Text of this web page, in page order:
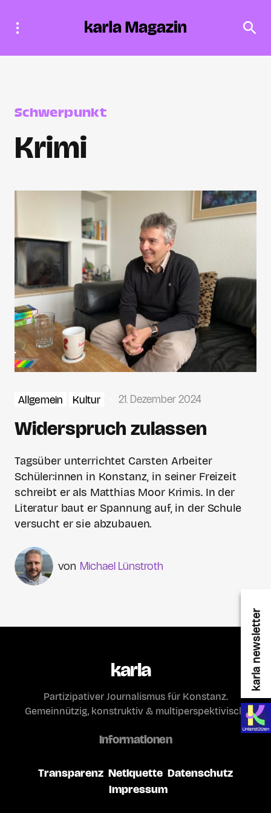
karla newsletter
Schwerpunkt
Krimi
Allgemein Kultur 21. Dezember 2024
Widerspruch zulassen
Tagsüber unterrichtet Carsten Arbeiter
Schüler:innen in Konstanz, in seiner Freizeit
schreibt er als Matthias Moor Krimis. In der
Literatur baut er Spannung auf, in der Schule
versucht er sie abzubauen.
Michael Lünstroth
karla
Partizipativer Journalismus für Konstanz.
Gemeinnützig, konstruktiv & multiperspektivisch.
Informationen
Transparenz Netiquette Datenschutz
Impressum